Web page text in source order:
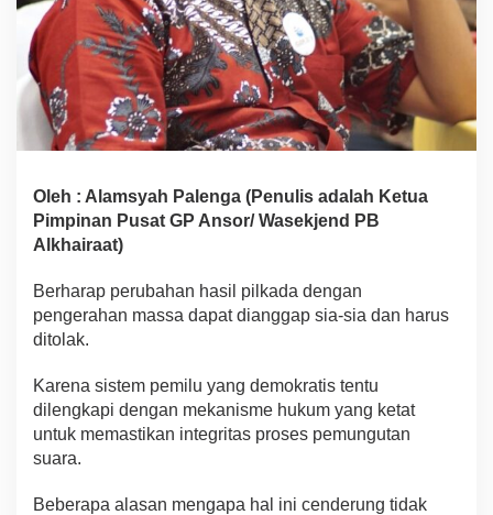
Oleh : Alamsyah Palenga (Penulis adalah Ketua
Pimpinan Pusat GP Ansor/ Wasekjend PB
Alkhairaat)
Berharap perubahan hasil pilkada dengan
pengerahan massa dapat dianggap sia-sia dan harus
ditolak.
Karena sistem pemilu yang demokratis tentu
dilengkapi dengan mekanisme hukum yang ketat
untuk memastikan integritas proses pemungutan
suara.
Beberapa alasan mengapa hal ini cenderung tidak